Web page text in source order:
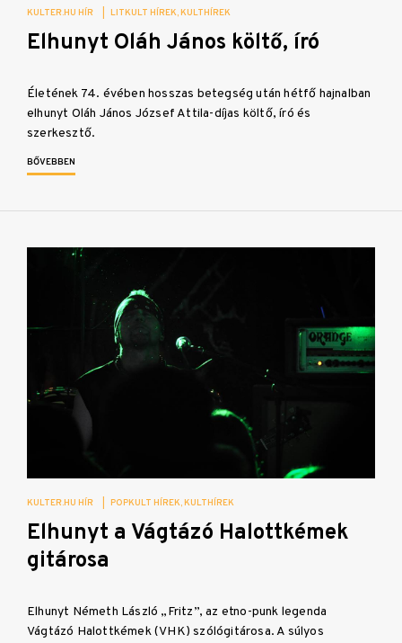
KULTER.HU HÍR LITKULT HÍREK KULTHÍREK
Elhunyt Oláh János költő, író
Életének 74. évében hosszas betegség után hétfő hajnalban
elhunyt Oláh János József Attila-díjas költő, író és
szerkesztő.
BŐVEBBEN
KULTER.HU HÍR POPKULT HÍREK KULTHÍREK
Elhunyt a Vágtázó Halottkémek
gitárosa
Elhunyt Németh László „Fritz”, az etno-punk legenda
Vágtázó Halottkémek (VHK) szólógitárosa. A súlyos